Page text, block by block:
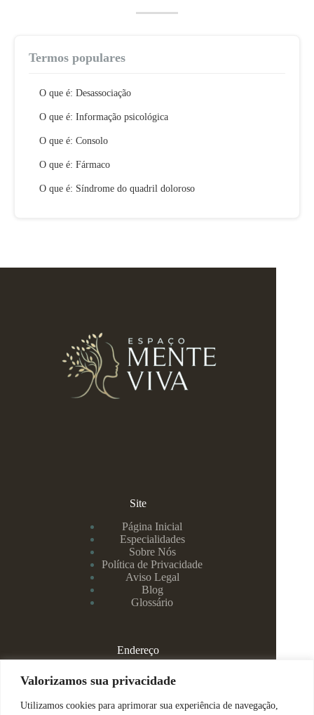
Valorizamos sua privacidade
Utilizamos cookies para aprimorar sua experiência de navegação,
Termos populares
O que é: Desassociação
O que é: Informação psicológica
O que é: Consolo
O que é: Fármaco
O que é: Síndrome do quadril doloroso
Site
Página Inicial
Especialidades
Sobre Nós
Política de Privacidade
Aviso Legal
Blog
Glossário
Endereço
Rua Rei Alberto, 108 / 705 - Centro - Juiz de Fora/MG